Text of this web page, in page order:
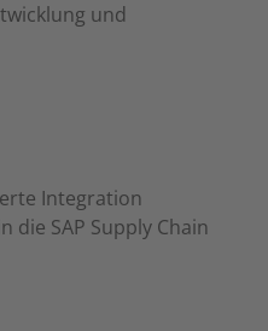
und
Integration
die SAP Supply Chain